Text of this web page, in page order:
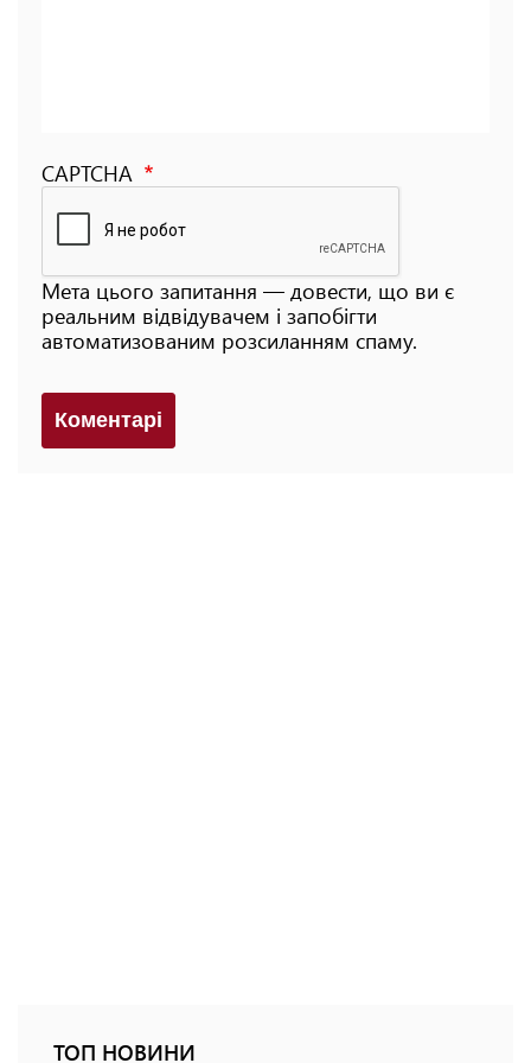
CAPTCHA
Мета цього запитання — довести, що ви є
реальним відвідувачем і запобігти
автоматизованим розсиланням спаму.
Коментарi
ТОП НОВИНИ